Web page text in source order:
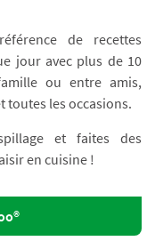
de recettes
jour avec plus de 10
ou entre amis,
toutes les occasions.
et faites des
en cuisine !